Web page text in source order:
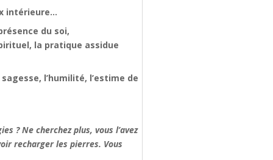
intérieure…
du soi,
la pratique assidue
l’humilité, l’estime de
? Ne cherchez plus, vous l’avez
recharger les pierres. Vous